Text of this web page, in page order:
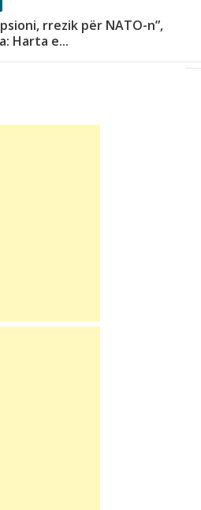
rrezik për NATO-n”,
Harta e...